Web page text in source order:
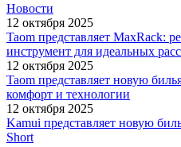
Новости
12 октября 2025
Taom представляет MaxRack:
инструмент для идеальных
12 октября 2025
Taom представляет новую
комфорт и технологии
12 октября 2025
Kamui представляет новую
Short